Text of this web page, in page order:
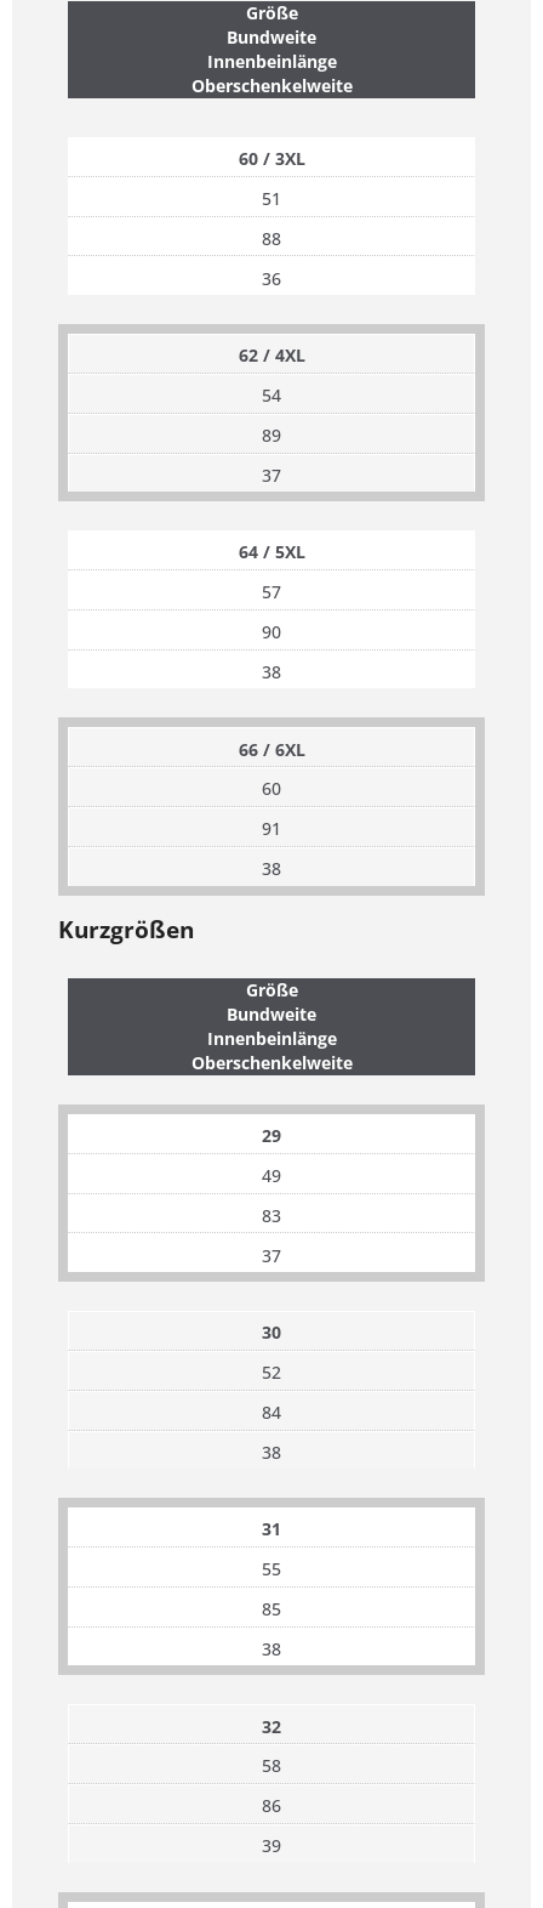
Größe
Bundweite
Innenbeinlänge
Oberschenkelweite
60 / 3XL
51
88
36
62 / 4XL
54
89
37
64 / 5XL
57
90
38
66 / 6XL
60
91
38
Kurzgrößen
Größe
Bundweite
Innenbeinlänge
Oberschenkelweite
29
49
83
37
30
52
84
38
31
55
85
38
32
58
86
39